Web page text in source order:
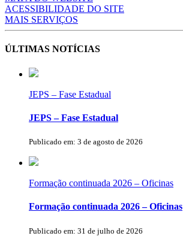
ACESSIBILIDADE DO SITE
MAIS SERVIÇOS
ÚLTIMAS NOTÍCIAS
JEPS – Fase Estadual
JEPS – Fase Estadual
Publicado em: 3 de agosto de 2026
Formação continuada 2026 – Oficinas
Formação continuada 2026 – Oficinas
Publicado em: 31 de julho de 2026